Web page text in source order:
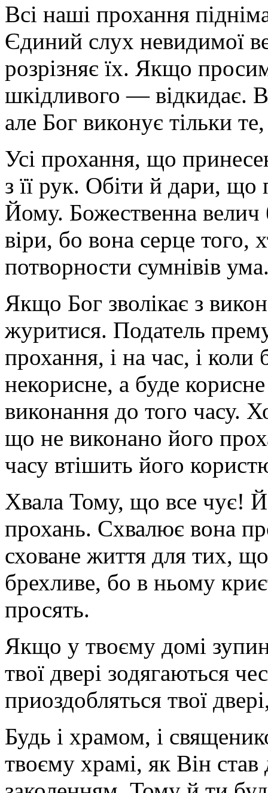
Всі наші прохання
Єдиний слух невидимої
розрізняє їх. Якщо
шкідливого — відкидає.
але Бог виконує тільки
Усі прохання, що
з її рук. Обіти й дари, що
Йому. Божественна велич
віри, бо вона серце того,
потворности сумнівів
Якщо Бог зволікає з
журитися. Податель
прохання, і на час, і
некорисне, а буде
виконання до того часу.
що не виконано його
часу втішить його
Хвала Тому, що все чує!
прохань. Схвалює вона
сховане життя для тих,
брехливе, бо в ньому
просять.
Якщо у твоєму домі
твої двері зодягаються
приоздобляться твої
Будь і храмом, і
твоєму храмі, як Він став